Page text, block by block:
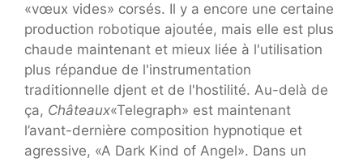
«vœux vides» corsés. Il y a encore une certaine
production robotique ajoutée, mais elle est plus
chaude maintenant et mieux liée à l'utilisation
plus répandue de l'instrumentation
traditionnelle djent et de l'hostilité. Au-delà de
ça, Châteaux«Telegraph» est maintenant
l’avant-dernière composition hypnotique et
agressive, «A Dark Kind of Angel». Dans un